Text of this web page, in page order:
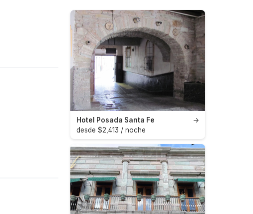
→
Hotel Posada Santa Fe
desde $2,413 / noche